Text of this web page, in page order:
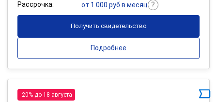
Рассрочка:
от 1 000 руб в месяц
Получить свидетельство
Подробнее
-20% до 18 августа